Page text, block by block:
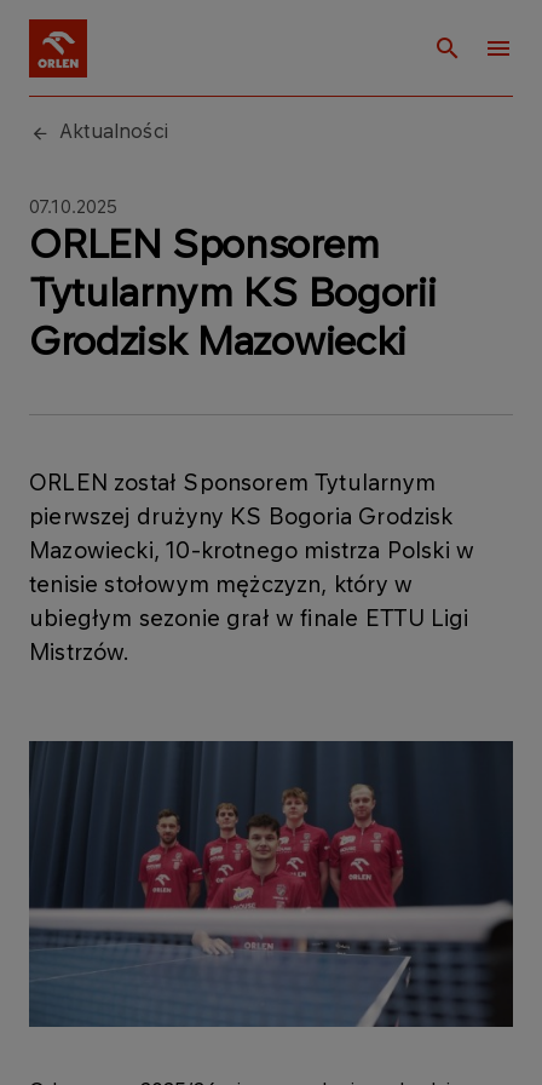
Aktualności
07.10.2025
ORLEN Sponsorem
Tytularnym KS Bogorii
Grodzisk Mazowiecki
ORLEN został Sponsorem Tytularnym
pierwszej drużyny KS Bogoria Grodzisk
Mazowiecki, 10-krotnego mistrza Polski w
tenisie stołowym mężczyzn, który w
ubiegłym sezonie grał w finale ETTU Ligi
Mistrzów.